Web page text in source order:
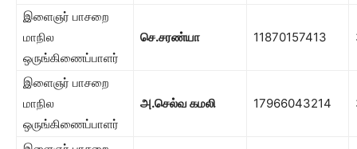
இளைஞர் பாசறை
மாநில
ஒருங்கிணைப்பாளர்
செ.சரண்யா 11870157413
இளைஞர் பாசறை
மாநில
ஒருங்கிணைப்பாளர்
அ.செல்வ கமலி 17966043214